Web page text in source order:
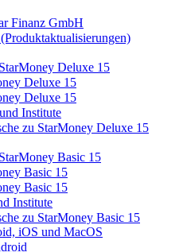
Finanz GmbH
Deluxe 15
Deluxe 15
Deluxe 15
Institute
zu StarMoney Deluxe 15
Basic 15
Basic 15
Basic 15
Institute
zu StarMoney Basic 15
iOS und MacOS